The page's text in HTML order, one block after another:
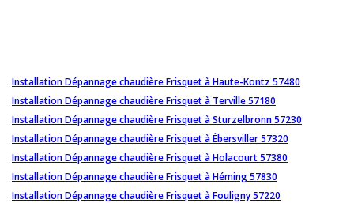
Installation Dépannage chaudière Frisquet à Haute-Kontz 57480
Installation Dépannage chaudière Frisquet à Terville 57180
Installation Dépannage chaudière Frisquet à Sturzelbronn 57230
Installation Dépannage chaudière Frisquet à Ébersviller 57320
Installation Dépannage chaudière Frisquet à Holacourt 57380
Installation Dépannage chaudière Frisquet à Héming 57830
Installation Dépannage chaudière Frisquet à Fouligny 57220